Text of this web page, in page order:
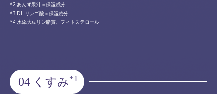
あんず果汁＝保湿成分
DL-リンゴ酸＝保湿成分
水添大豆リン脂質、フィトステロール
04 くすみ*1